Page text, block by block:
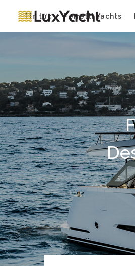
Tin tức Ferretti Yachts